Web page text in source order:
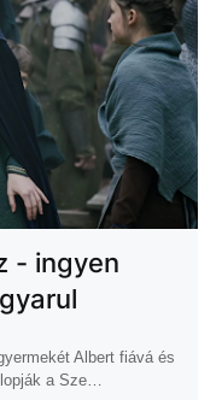
- ingyen
Albert fiává és
a Sze…